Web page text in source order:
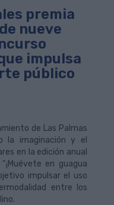
premia
nueve
impulsa
público
de Las Palmas
la imaginación y el
en la edición anual
en guagua
impulsar el uso
entre los